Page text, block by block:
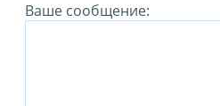
Ваше сообщение: